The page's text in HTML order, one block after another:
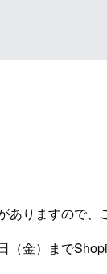
りますので、
金）まで